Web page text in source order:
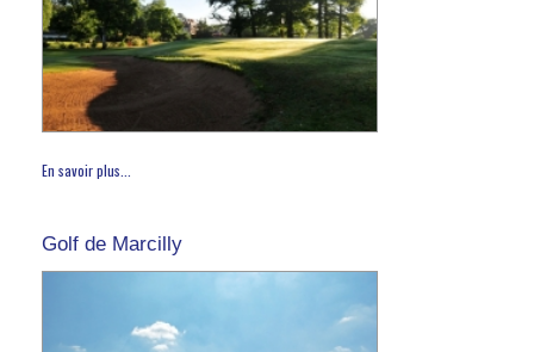
En savoir plus...
Golf de Marcilly